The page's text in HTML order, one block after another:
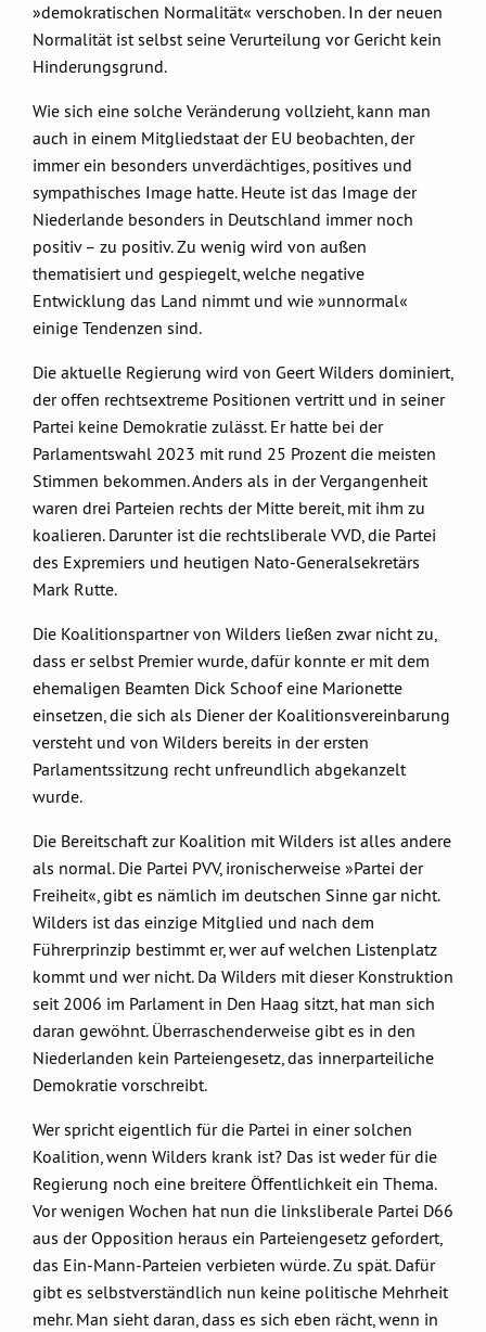
»demokratischen Normalität« verschoben. In der neuen
Normalität ist selbst seine Verurteilung vor Gericht kein
Hinderungsgrund.
Wie sich eine solche Veränderung vollzieht, kann man
auch in einem Mitgliedstaat der EU beobachten, der
immer ein besonders unverdächtiges, positives und
sympathisches Image hatte. Heute ist das Image der
Niederlande besonders in Deutschland immer noch
positiv – zu positiv. Zu wenig wird von außen
thematisiert und gespiegelt, welche negative
Entwicklung das Land nimmt und wie »unnormal«
einige Tendenzen sind.
Die aktuelle Regierung wird von Geert Wilders dominiert,
der offen rechtsextreme Positionen vertritt und in seiner
Partei keine Demokratie zulässt. Er hatte bei der
Parlamentswahl 2023 mit rund 25 Prozent die meisten
Stimmen bekommen. Anders als in der Vergangenheit
waren drei Parteien rechts der Mitte bereit, mit ihm zu
koalieren. Darunter ist die rechtsliberale VVD, die Partei
des Expremiers und heutigen Nato-Generalsekretärs
Mark Rutte.
Die Koalitionspartner von Wilders ließen zwar nicht zu,
dass er selbst Premier wurde, dafür konnte er mit dem
ehemaligen Beamten Dick Schoof eine Marionette
einsetzen, die sich als Diener der Koalitionsvereinbarung
versteht und von Wilders bereits in der ersten
Parlamentssitzung recht unfreundlich abgekanzelt
wurde.
Die Bereitschaft zur Koalition mit Wilders ist alles andere
als normal. Die Partei PVV, ironischerweise »Partei der
Freiheit«, gibt es nämlich im deutschen Sinne gar nicht.
Wilders ist das einzige Mitglied und nach dem
Führerprinzip bestimmt er, wer auf welchen Listenplatz
kommt und wer nicht. Da Wilders mit dieser Konstruktion
seit 2006 im Parlament in Den Haag sitzt, hat man sich
daran gewöhnt. Überraschenderweise gibt es in den
Niederlanden kein Parteiengesetz, das innerparteiliche
Demokratie vorschreibt.
Wer spricht eigentlich für die Partei in einer solchen
Koalition, wenn Wilders krank ist? Das ist weder für die
Regierung noch eine breitere Öffentlichkeit ein Thema.
Vor wenigen Wochen hat nun die linksliberale Partei D66
aus der Opposition heraus ein Parteiengesetz gefordert,
das Ein-Mann-Parteien verbieten würde. Zu spät. Dafür
gibt es selbstverständlich nun keine politische Mehrheit
mehr. Man sieht daran, dass es sich eben rächt, wenn in